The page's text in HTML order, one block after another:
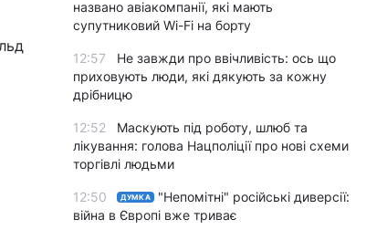
названо авіакомпанії, які мають
супутниковий Wi-Fi на борту
12:57
Не завжди про ввічливість: ось що
приховують люди, які дякують за кожну
дрібницю
12:52
Маскують під роботу, шлюб та
лікування: голова Нацполіції про нові схеми
торгівлі людьми
12:50 ДУМКА
"Непомітні" російські диверсії:
війна в Європі вже триває